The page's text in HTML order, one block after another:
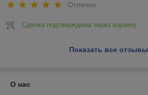
Отлично
Сделка подтверждена через корзину
Показать все отзывы
О нас